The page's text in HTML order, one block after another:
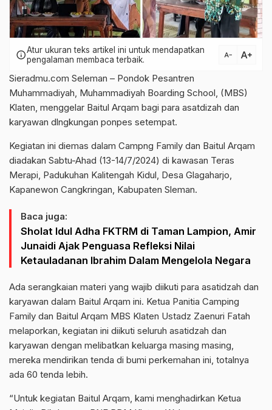
infoAtur ukuran teks artikel ini untuk mendapatkan
pengalaman membaca terbaik.
text_decrease text_increase
Sieradmu.com Seleman – Pondok Pesantren
Muhammadiyah, Muhammadiyah Boarding School, (MBS)
Klaten, menggelar Baitul Arqam bagi para asatdizah dan
karyawan dlngkungan ponpes setempat.
Kegiatan ini diemas dalam Campng Family dan Baitul Arqam
diadakan Sabtu-Ahad (13-14/7/2024) di kawasan Teras
Merapi, Padukuhan Kalitengah Kidul, Desa Glagaharjo,
Kapanewon Cangkringan, Kabupaten Sleman.
Baca juga:
Sholat Idul Adha FKTRM di Taman Lampion, Amir
Junaidi Ajak Penguasa Refleksi Nilai
Ketauladanan Ibrahim Dalam Mengelola Negara
Ada serangkaian materi yang wajib diikuti para asatidzah dan
karyawan dalam Baitul Arqam ini. Ketua Panitia Camping
Family dan Baitul Arqam MBS Klaten Ustadz Zaenuri Fatah
melaporkan, kegiatan ini diikuti seluruh asatidzah dan
karyawan dengan melibatkan keluarga masing masing,
mereka mendirikan tenda di bumi perkemahan ini, totalnya
ada 60 tenda lebih.
“Untuk kegiatan Baitul Arqam, kami menghadirkan Ketua